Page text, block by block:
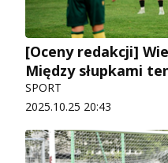
[Oceny redakcji]
Między słupkami
SPORT
2025.10.25 20:43